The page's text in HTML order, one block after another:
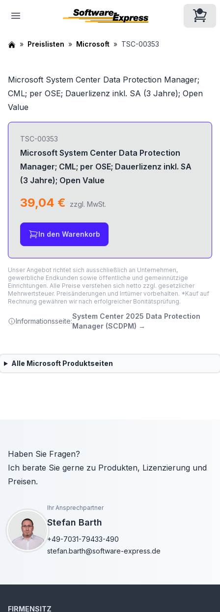
Preislisten Microsoft TSC-00353
Microsoft System Center Data Protection Manager;
CML; per OSE; Dauerlizenz inkl. SA (3 Jahre); Open
Value
TSC-00353
Microsoft System Center Data Protection
Manager; CML; per OSE; Dauerlizenz inkl. SA
(3 Jahre); Open Value
39,04 € zzgl. MwSt.
In den Warenkorb
Unser Angebot richtet sich ausschließlich an Unternehmen,
gewerbliche Endkunden sowie öffentliche und gemeinnützige
Einrichtungen. Alle Preise verstehen sich netto zzgl. gesetzlicher
Mehrwertsteuer. Preisänderungen und Irrtümer vorbehalten. *Kauf auf
Rechnung gewähren wir nach erfolgreicher Bonitätsprüfung.
Informationsseite:
System Center 2025 Data Protection
Manager (SCDPM) →
Alle MicrosoftProduktseiten
Haben Sie Fragen?
Ich berate Sie gerne zu Produkten, Lizenzierung und
Preisen.
Ihr Ansprechpartner
Stefan Barth
+49-7031-79433-490
stefan.barth@software-express.de
FIRMENSITZ